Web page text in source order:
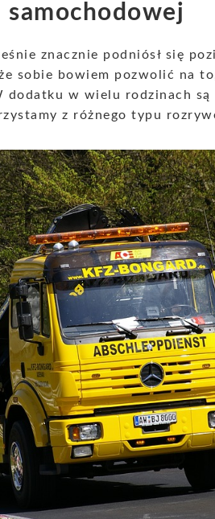
znacznie podniósł się
sobie bowiem pozwolić na
w wielu rodzinach są
z różnego typu